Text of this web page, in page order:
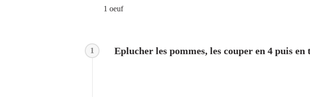
1 oeuf
1 Eplucher les pommes, les couper en 4 puis en